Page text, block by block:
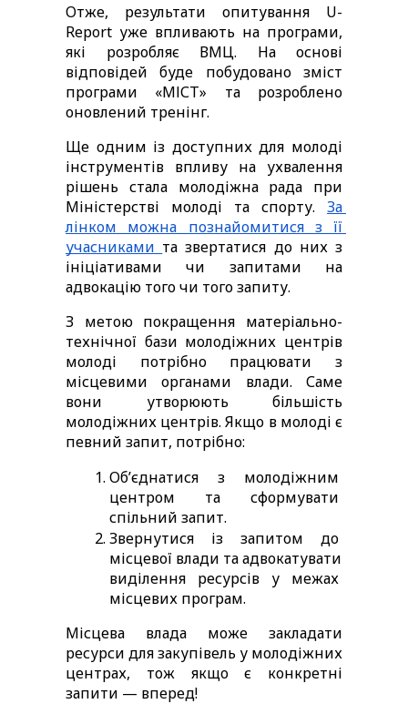
Отже, результати опитування U-
Report уже впливають на програми,
які розробляє ВМЦ. На основі
відповідей буде побудовано зміст
програми «МІСТ» та розроблено
оновлений тренінг.
Ще одним із доступних для молоді
інструментів впливу на ухвалення
рішень стала молодіжна рада при
Міністерстві молоді та спорту. За
лінком можна познайомитися з її
учасниками та звертатися до них з
ініціативами чи запитами на
адвокацію того чи того запиту.
З метою покращення матеріально-
технічної бази молодіжних центрів
молоді потрібно працювати з
місцевими органами влади. Саме
вони утворюють більшість
молодіжних центрів. Якщо в молоді є
певний запит, потрібно:
Обʼєднатися з молодіжним
центром та сформувати
спільний запит.
Звернутися із запитом до
місцевої влади та адвокатувати
виділення ресурсів у межах
місцевих програм.
Місцева влада може закладати
ресурси для закупівель у молодіжних
центрах, тож якщо є конкретні
запити — вперед!